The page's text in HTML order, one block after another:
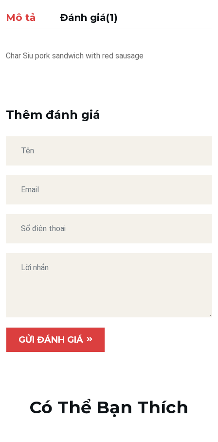
Mô tả Đánh giá(1)
Char Siu pork sandwich with red sausage
Thêm đánh giá
GỬI ĐÁNH GIÁ
Có Thể Bạn Thích